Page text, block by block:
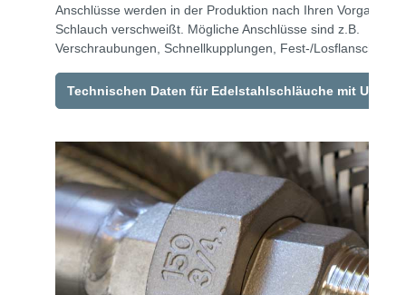
Anschlüsse werden in der Produktion nach Ihren Vorgaben
Schlauch verschweißt. Mögliche Anschlüsse sind z.B.
Verschraubungen, Schnellkupplungen, Fest-/Losflansche
Technischen Daten für Edelstahlschläuche mit